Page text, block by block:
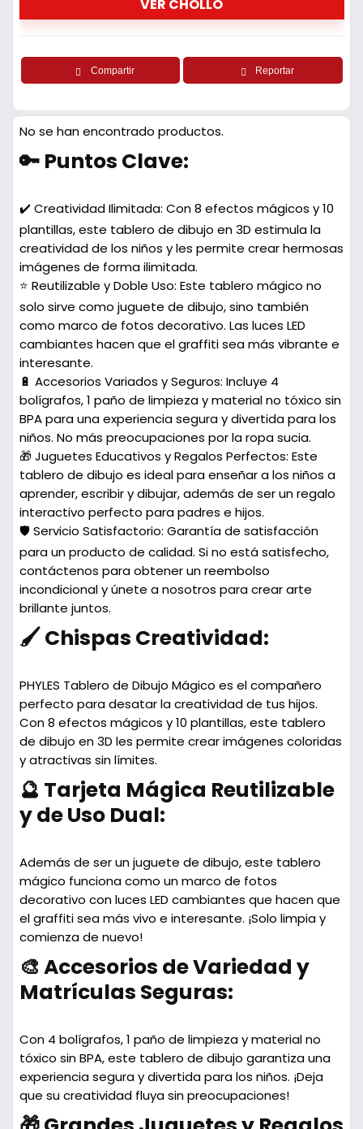
VER CHOLLO
Compartir Reportar
No se han encontrado productos.
🔑 Puntos Clave:
✔️ Creatividad Ilimitada: Con 8 efectos mágicos y 10
plantillas, este tablero de dibujo en 3D estimula la
creatividad de los niños y les permite crear hermosas
imágenes de forma ilimitada.
⭐ Reutilizable y Doble Uso: Este tablero mágico no
solo sirve como juguete de dibujo, sino también
como marco de fotos decorativo. Las luces LED
cambiantes hacen que el graffiti sea más vibrante e
interesante.
🔋 Accesorios Variados y Seguros: Incluye 4
bolígrafos, 1 paño de limpieza y material no tóxico sin
BPA para una experiencia segura y divertida para los
niños. No más preocupaciones por la ropa sucia.
🎁 Juguetes Educativos y Regalos Perfectos: Este
tablero de dibujo es ideal para enseñar a los niños a
aprender, escribir y dibujar, además de ser un regalo
interactivo perfecto para padres e hijos.
🛡️ Servicio Satisfactorio: Garantía de satisfacción
para un producto de calidad. Si no está satisfecho,
contáctenos para obtener un reembolso
incondicional y únete a nosotros para crear arte
brillante juntos.
🖌️ Chispas Creatividad:
PHYLES Tablero de Dibujo Mágico es el compañero
perfecto para desatar la creatividad de tus hijos.
Con 8 efectos mágicos y 10 plantillas, este tablero
de dibujo en 3D les permite crear imágenes coloridas
y atractivas sin límites.
🔮 Tarjeta Mágica Reutilizable
y de Uso Dual:
Además de ser un juguete de dibujo, este tablero
mágico funciona como un marco de fotos
decorativo con luces LED cambiantes que hacen que
el graffiti sea más vivo e interesante. ¡Solo limpia y
comienza de nuevo!
🎨 Accesorios de Variedad y
Matrículas Seguras:
Con 4 bolígrafos, 1 paño de limpieza y material no
tóxico sin BPA, este tablero de dibujo garantiza una
experiencia segura y divertida para los niños. ¡Deja
que su creatividad fluya sin preocupaciones!